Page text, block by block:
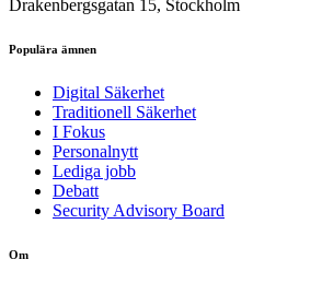
Drakenbergsgatan 15, Stockholm
Populära ämnen
Digital Säkerhet
Traditionell Säkerhet
I Fokus
Personalnytt
Lediga jobb
Debatt
Security Advisory Board
Om